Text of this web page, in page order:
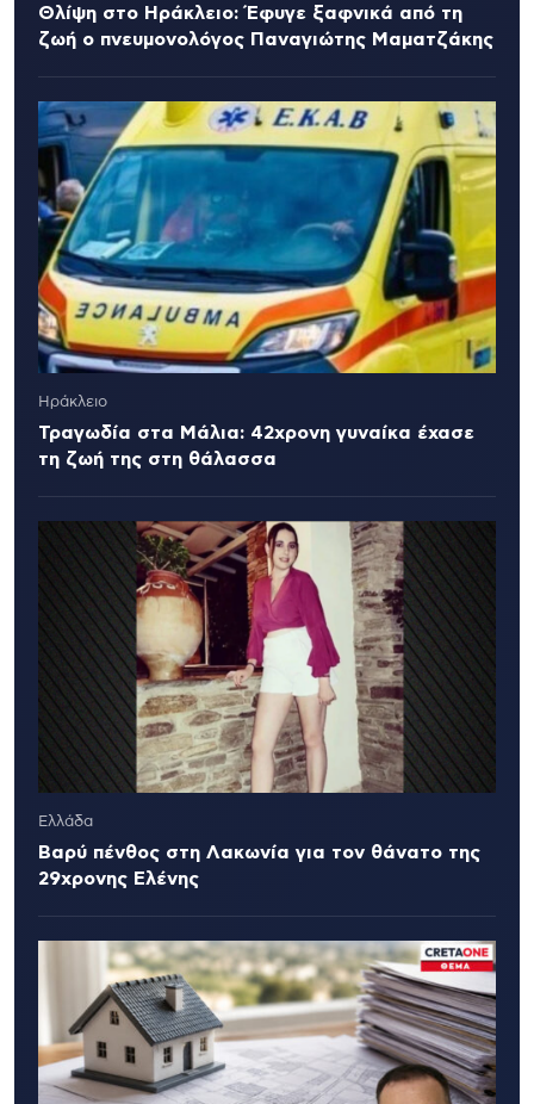
Θλίψη στο Ηράκλειο: Έφυγε ξαφνικά από τη
ζωή ο πνευμονολόγος Παναγιώτης Μαματζάκης
Ηράκλειο
Τραγωδία στα Μάλια: 42χρονη γυναίκα έχασε
τη ζωή της στη θάλασσα
Ελλάδα
Βαρύ πένθος στη Λακωνία για τον θάνατο της
29χρονης Ελένης